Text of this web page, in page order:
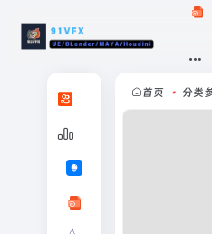
首页 • 分类